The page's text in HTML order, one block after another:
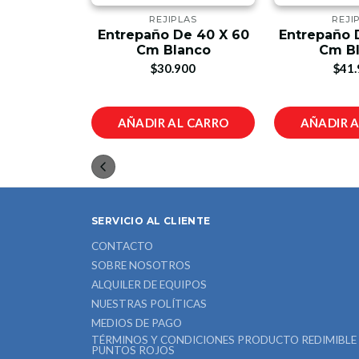
REJIPLAS
Entrepaño De 40 X 60
Cm Blanco
$30.900
AÑADIR AL CARRO
Entrepaño
Cm
AÑADIR
SERVICIO AL CLIENTE
CONTACTO
SOBRE NOSOTROS
ALQUILER DE EQUIPOS
NUESTRAS POLÍTICAS
MEDIOS DE PAGO
TÉRMINOS Y CONDICIONES PRODUCTO REDIMIBLE
PUNTOS ROJOS